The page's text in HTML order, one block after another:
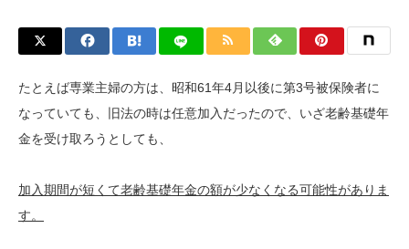
たとえば専業主婦の方は、昭和61年4月以後に第3号被保険者に
なっていても、旧法の時は任意加入だったので、いざ老齢基礎年
金を受け取ろうとしても、
加入期間が短くて老齢基礎年金の額が少なくなる可能性がありま
す。